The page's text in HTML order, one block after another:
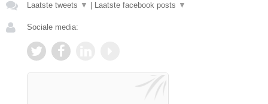
Laatste tweets ▼ Laatste facebook posts ▼
Sociale media: